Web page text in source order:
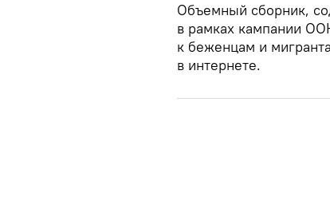
Объемный сборник,
в рамках кампании
к беженцам и
в интернете.